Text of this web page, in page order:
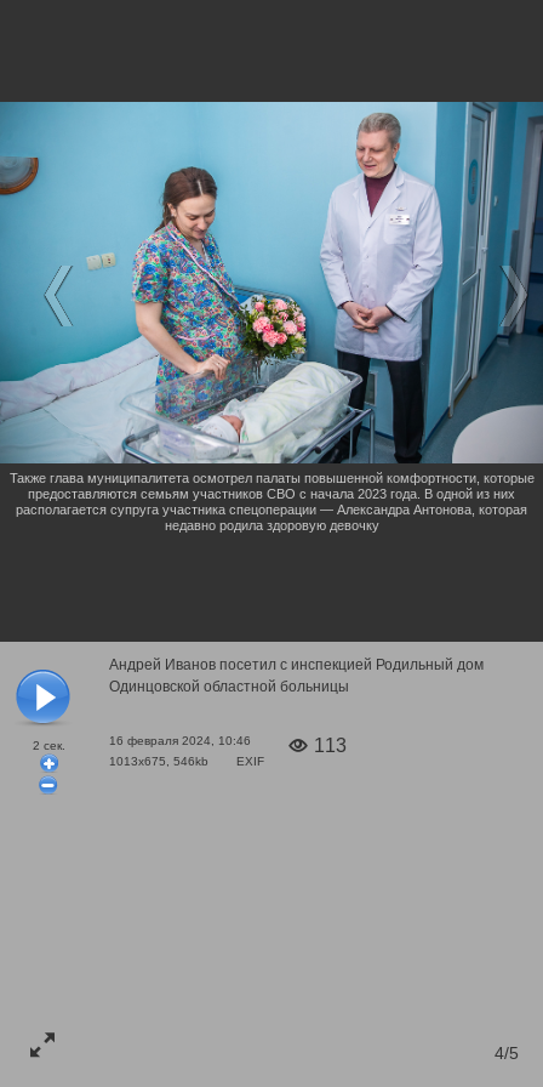
2 сек.
Андрей Иванов посетил с инспекцией Родильный дом
Одинцовской областной больницы
16 февраля 2024, 10:46
1013x675, 546kb
EXIF
113
4/5
Также глава муниципалитета осмотрел палаты повышенной комфортности, которые
предоставляются семьям участников СВО с начала 2023 года. В одной из них
располагается супруга участника спецоперации — Александра Антонова, которая
недавно родила здоровую девочку